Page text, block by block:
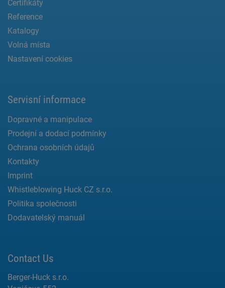
Certifikáty
Reference
Katalogy
Volná místa
Nastavení cookies
Servisní informace
Dopravné a manipulace
Prodejní a dodací podmínky
Ochrana osobních údajů
Kontakty
Imprint
Whistleblowing Huck CZ s.r.o.
Politika společnosti
Dodavatelský manuál
Contact Us
Berger-Huck s.r.o.